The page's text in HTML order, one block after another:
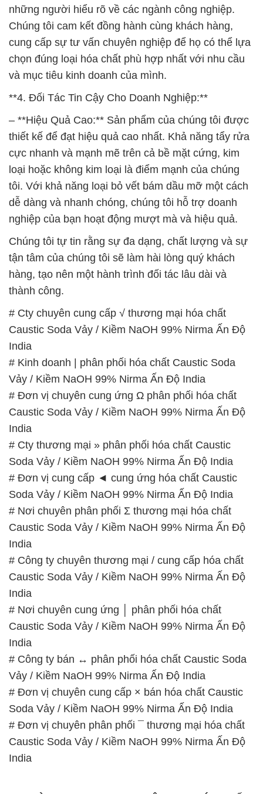
những người hiểu rõ về các ngành công nghiệp.
Chúng tôi cam kết đồng hành cùng khách hàng,
cung cấp sự tư vấn chuyên nghiệp để họ có thể lựa
chọn đúng loại hóa chất phù hợp nhất với nhu cầu
và mục tiêu kinh doanh của mình.
**4. Đối Tác Tin Cậy Cho Doanh Nghiệp:**
– **Hiệu Quả Cao:** Sản phẩm của chúng tôi được
thiết kế để đạt hiệu quả cao nhất. Khả năng tẩy rửa
cực nhanh và mạnh mẽ trên cả bề mặt cứng, kim
loại hoặc không kim loại là điểm mạnh của chúng
tôi. Với khả năng loại bỏ vết bám dầu mỡ một cách
dễ dàng và nhanh chóng, chúng tôi hỗ trợ doanh
nghiệp của bạn hoạt động mượt mà và hiệu quả.
Chúng tôi tự tin rằng sự đa dạng, chất lượng và sự
tận tâm của chúng tôi sẽ làm hài lòng quý khách
hàng, tạo nên một hành trình đối tác lâu dài và
thành công.
# Cty chuyên cung cấp √ thương mại hóa chất
Caustic Soda Vảy / Kiềm NaOH 99% Nirma Ấn Độ
India
# Kinh doanh | phân phối hóa chất Caustic Soda
Vảy / Kiềm NaOH 99% Nirma Ấn Độ India
# Đơn vị chuyên cung ứng Ω phân phối hóa chất
Caustic Soda Vảy / Kiềm NaOH 99% Nirma Ấn Độ
India
# Cty thương mại » phân phối hóa chất Caustic
Soda Vảy / Kiềm NaOH 99% Nirma Ấn Độ India
# Đơn vị cung cấp ◄ cung ứng hóa chất Caustic
Soda Vảy / Kiềm NaOH 99% Nirma Ấn Độ India
# Nơi chuyên phân phối Σ thương mại hóa chất
Caustic Soda Vảy / Kiềm NaOH 99% Nirma Ấn Độ
India
# Công ty chuyên thương mại / cung cấp hóa chất
Caustic Soda Vảy / Kiềm NaOH 99% Nirma Ấn Độ
India
# Nơi chuyên cung ứng │ phân phối hóa chất
Caustic Soda Vảy / Kiềm NaOH 99% Nirma Ấn Độ
India
# Công ty bán ↔ phân phối hóa chất Caustic Soda
Vảy / Kiềm NaOH 99% Nirma Ấn Độ India
# Đơn vị chuyên cung cấp × bán hóa chất Caustic
Soda Vảy / Kiềm NaOH 99% Nirma Ấn Độ India
# Đơn vị chuyên phân phối ¯ thương mại hóa chất
Caustic Soda Vảy / Kiềm NaOH 99% Nirma Ấn Độ
India